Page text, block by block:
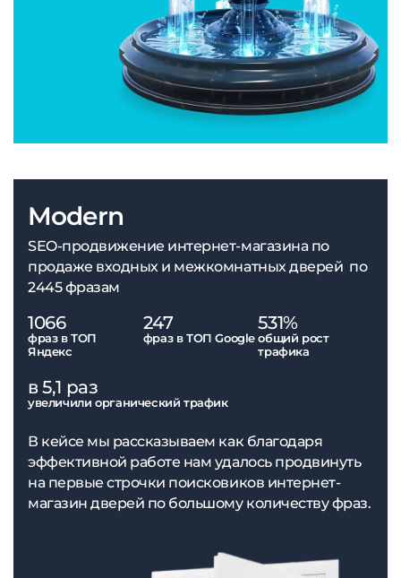
Modern
SEO-продвижение интернет-магазина по
продаже входных и межкомнатных дверей по
2445 фразам
1066
фраз в ТОП
Яндекс
247
фраз в ТОП Google
531%
общий рост
трафика
в 5,1 раз
увеличили органический трафик
В кейсе мы рассказываем как благодаря
эффективной работе нам удалось продвинуть
на первые строчки поисковиков интернет-
магазин дверей по большому количеству фраз.